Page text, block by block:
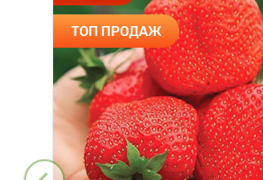
ТОП ПРОДАЖ